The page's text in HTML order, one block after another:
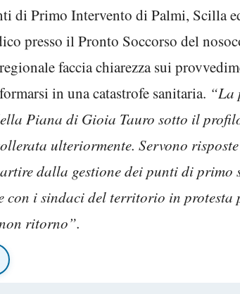
di Primo Intervento di Palmi, Scilla
presso il Pronto Soccorso del
faccia chiarezza sui
in una catastrofe sanitaria. “La
Piana di Gioia Tauro sotto il
ulteriormente. Servono
dalla gestione dei punti di
con i sindaci del territorio in protesta
ritorno”.